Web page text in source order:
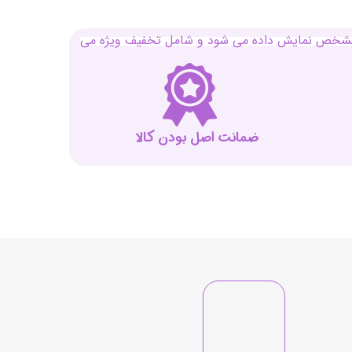
مشخص نمایش داده می شود و شامل تخفیف ویژه می
ضمانت اصل بودن کالا